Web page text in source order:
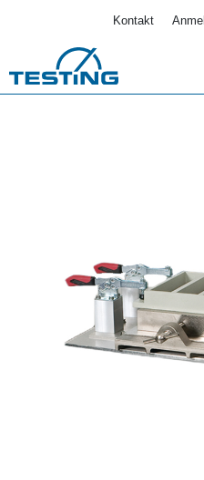
Kontakt